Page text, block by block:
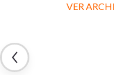
VER